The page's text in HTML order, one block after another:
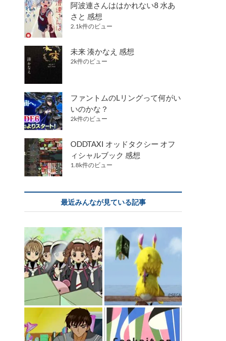
阿波連さんははかれない8 水あ
さと 感想
2.1k件のビュー
未来 湊かなえ 感想
2k件のビュー
ファントムのLリングって何がい
いのかな？
2k件のビュー
ODDTAXI オッドタクシー オフ
ィシャルブック 感想
1.8k件のビュー
最近みんなが見ている記事